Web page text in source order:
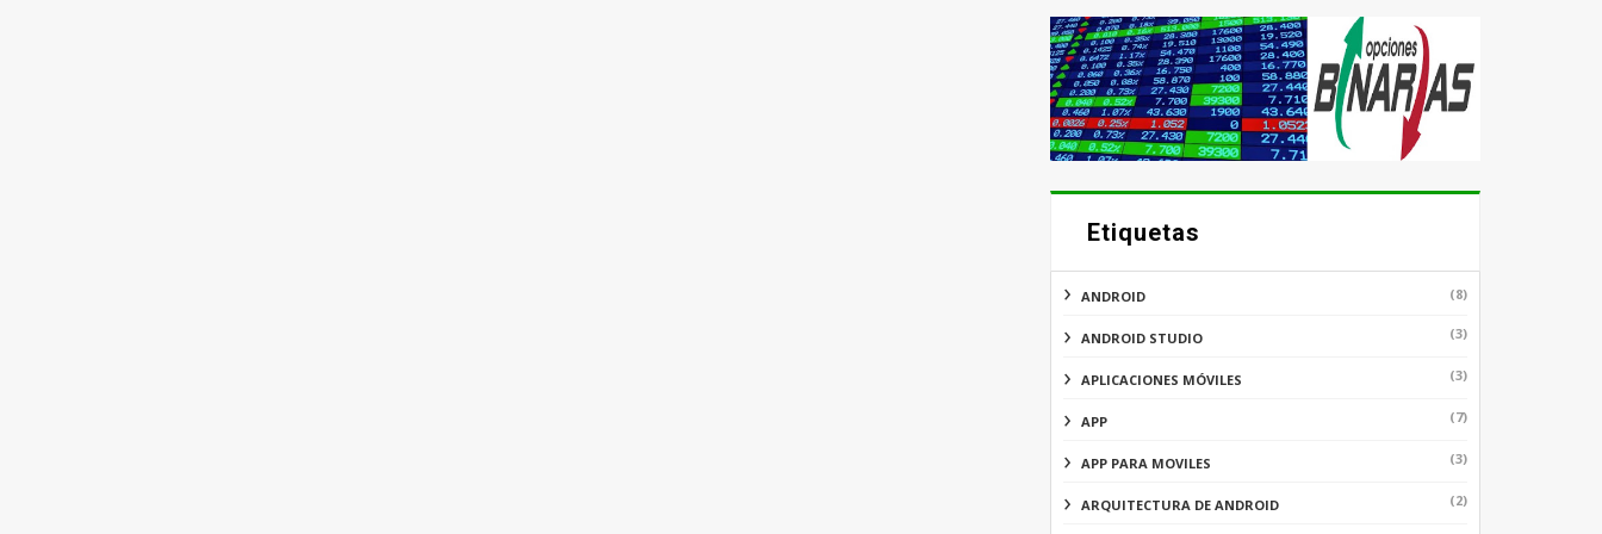
Etiquetas
ANDROID (8)
ANDROID STUDIO (3)
APLICACIONES MÓVILES (3)
APP (7)
APP PARA MOVILES (3)
ARQUITECTURA DE ANDROID (2)